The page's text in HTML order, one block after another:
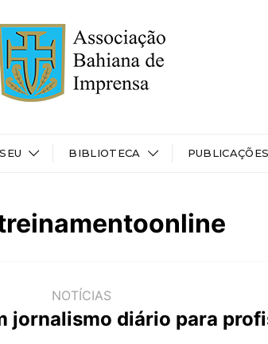
BIBLIOTECA PUBLICAÇÕES
NOTÍCIAS
jornalismo diário para